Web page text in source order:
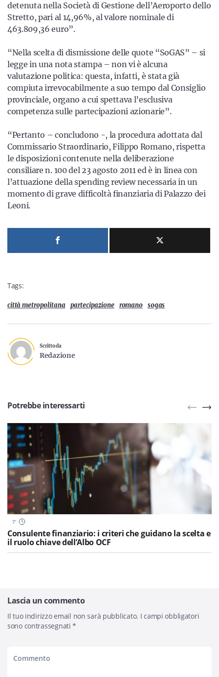
detenuta nella Società di Gestione dell’Aeroporto dello
Stretto, pari al 14,96%, al valore nominale di
463.809,36 euro”.
“Nella scelta di dismissione delle quote “SoGAS” – si
legge in una nota stampa – non vi è alcuna
valutazione politica: questa, infatti, è stata già
compiuta irrevocabilmente a suo tempo dal Consiglio
provinciale, organo a cui spettava l’esclusiva
competenza sulle partecipazioni azionarie”.
“Pertanto – concludono -, la procedura adottata dal
Commissario Straordinario, Filippo Romano, rispetta
le disposizioni contenute nella deliberazione
consiliare n. 100 del 23 agosto 2011 ed è in linea con
l’attuazione della spending review necessaria in un
momento di grave difficoltà finanziaria di Palazzo dei
Leoni.
Tags:
città metropolitana partecipazione romano sogas
Scritto da
Redazione
Potrebbe interessarti
7'
Consulente finanziario: i criteri che guidano la scelta e
il ruolo chiave dell’Albo OCF
Lascia un commento
Il tuo indirizzo email non sarà pubblicato. I campi obbligatori
sono contrassegnati*